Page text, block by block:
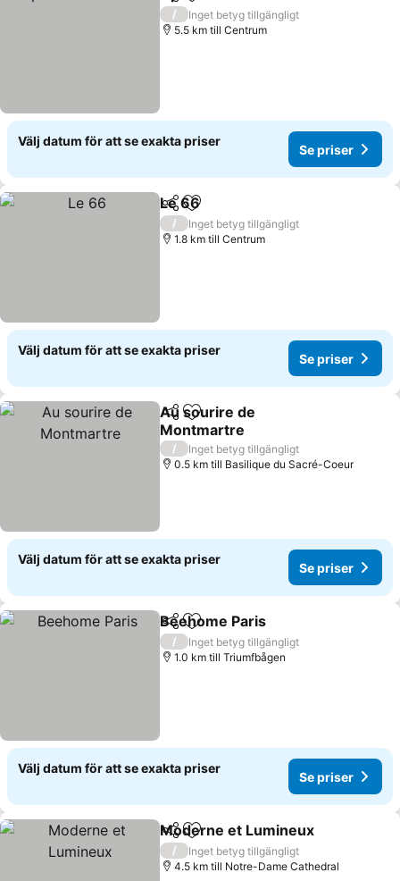
/
Inget betyg tillgängligt
5.5 km till Centrum
Välj datum för att se exakta priser
Se priser
Dela Lägg till i Mina Favoriter
Le 66
/
Inget betyg tillgängligt
1.8 km till Centrum
Välj datum för att se exakta priser
Se priser
Dela Lägg till i Mina Favoriter
Au sourire de
Montmartre
Se priser
/
Inget betyg tillgängligt
0.5 km till Basilique du Sacré-Coeur
Välj datum för att se exakta priser
Se priser
Dela Lägg till i Mina Favoriter
Beehome Paris
/
Inget betyg tillgängligt
1.0 km till Triumfbågen
Välj datum för att se exakta priser
Se priser
Dela Lägg till i Mina Favoriter
Moderne et Lumineux
/
Inget betyg tillgängligt
4.5 km till Notre-Dame Cathedral